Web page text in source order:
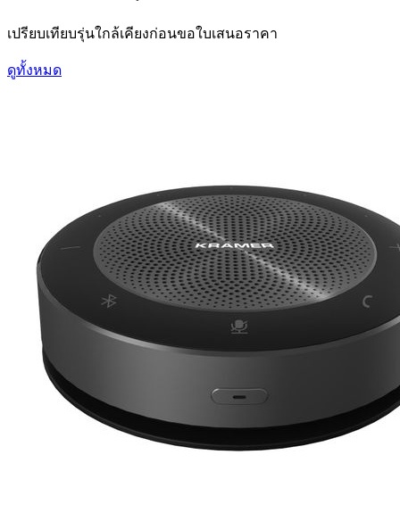
เปรียบเทียบรุ่นใกล้เคียงก่อนขอใบเสนอราคา
ดูทั้งหมด